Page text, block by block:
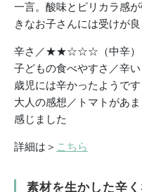
一言。酸味とピリカラ感
きなお子さんには受けが良
辛さ／★★☆☆☆（中辛）
子どもの食べやすさ／辛
歳児には辛かったようです
大人の感想／トマトがあ
感じました
詳細は＞ こちら
素材を生かした辛